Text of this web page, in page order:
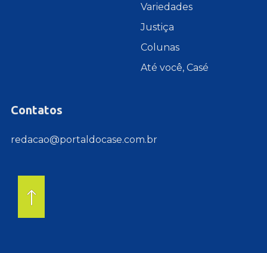
Variedades
Justiça
Colunas
Até você, Casé
Contatos
redacao@portaldocase.com.br